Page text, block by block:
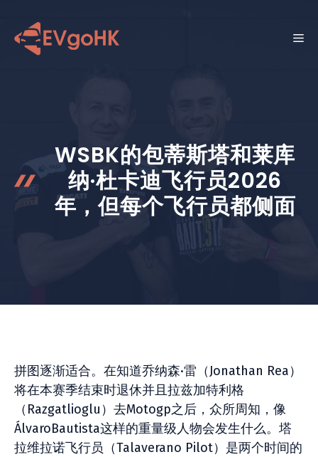
菜
WSBK的包蒂斯塔和莱库
纳·杜卡迪飞行员2026
年，但每个飞行员都侧面
拼图逐渐适合。在知道乔纳森·雷（Jonathan Rea）
将在本赛季结束时退休并且拉兹加特利格
（Razgatlioglu）去Motogp之后，众所周知，像
ÁlvaroBautista这样的重量级人物会发生什么。塔
拉维拉诺飞行员（Talaverano Pilot）是两个时间的